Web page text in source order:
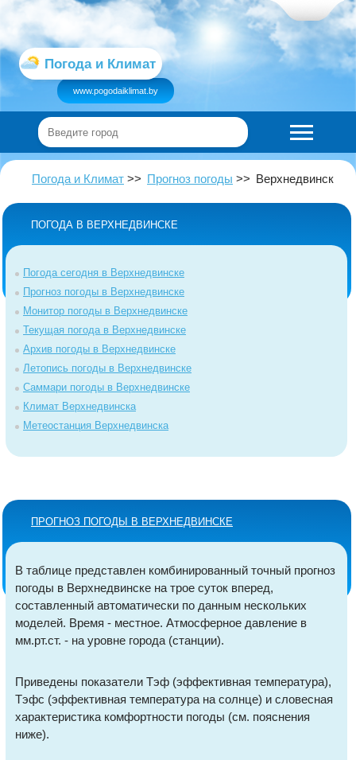
Погода и Климат
www.pogodaiklimat.by
Погода и Климат Прогноз погоды Верхнедвинск
ПОГОДА В ВЕРХНЕДВИНСКЕ
Погода сегодня в Верхнедвинске
Прогноз погоды в Верхнедвинске
Монитор погоды в Верхнедвинске
Текущая погода в Верхнедвинске
Архив погоды в Верхнедвинске
Летопись погоды в Верхнедвинске
Саммари погоды в Верхнедвинске
Климат Верхнедвинска
Метеостанция Верхнедвинска
ПРОГНОЗ ПОГОДЫ В ВЕРХНЕДВИНСКЕ
В таблице представлен комбинированный точный прогноз
погоды в Верхнедвинске на трое суток вперед,
составленный автоматически по данным нескольких
моделей. Время - местное. Атмосферное давление в
мм.рт.ст. - на уровне города (станции).
Приведены показатели Тэф (эффективная температура),
Тэфс (эффективная температура на солнце) и словесная
характеристика комфортности погоды (см. пояснения
ниже).